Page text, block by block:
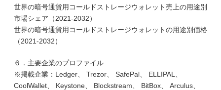
世界の暗号通貨用コールドストレージウォレット売上の用途別
市場シェア（2021-2032）
世界の暗号通貨用コールドストレージウォレットの用途別価格
（2021-2032）
６．主要企業のプロファイル
※掲載企業：Ledger、 Trezor、 SafePal、 ELLIPAL、
CoolWallet、 Keystone、 Blockstream、 BitBox、 Arculus、